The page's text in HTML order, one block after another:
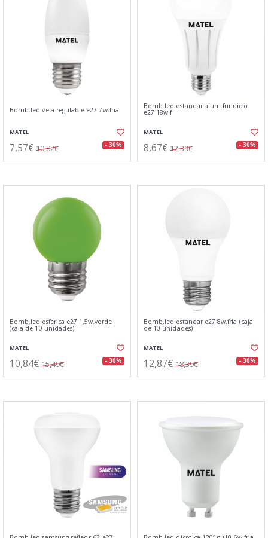
Bomb.led vela regulable e27 7w.fria
MATEL
7,57€ 10,82€ - 30%
Bomb.led estandar alum.fundido
e27 18w.f
MATEL
8,67€ 12,39€ - 30%
Bomb.led esferica e27 1,5w.verde
(caja de 10 unidades)
MATEL
10,84€ 15,49€ - 30%
Bomb.led estandar e27 8w.fria (caja
de 10 unidades)
MATEL
12,87€ 18,39€ - 30%